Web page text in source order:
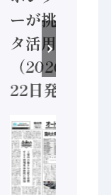
ーが挑むデー
タ活用 など
（2026年7月
22日発行）